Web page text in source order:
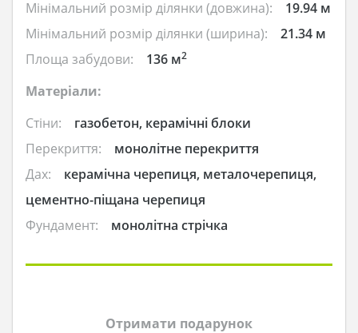
Мінімальний розмір ділянки (довжина):
19.94 м
Мінімальний розмір ділянки (ширина):
21.34 м
Площа забудови:
136 м2
Матеріали:
Стіни:
газобетон, керамічні блоки
Перекриття:
монолітне перекриття
Дах:
керамічна черепиця, металочерепиця,
цементно-піщана черепиця
Фундамент:
монолітна стрічка
Отримати подарунок